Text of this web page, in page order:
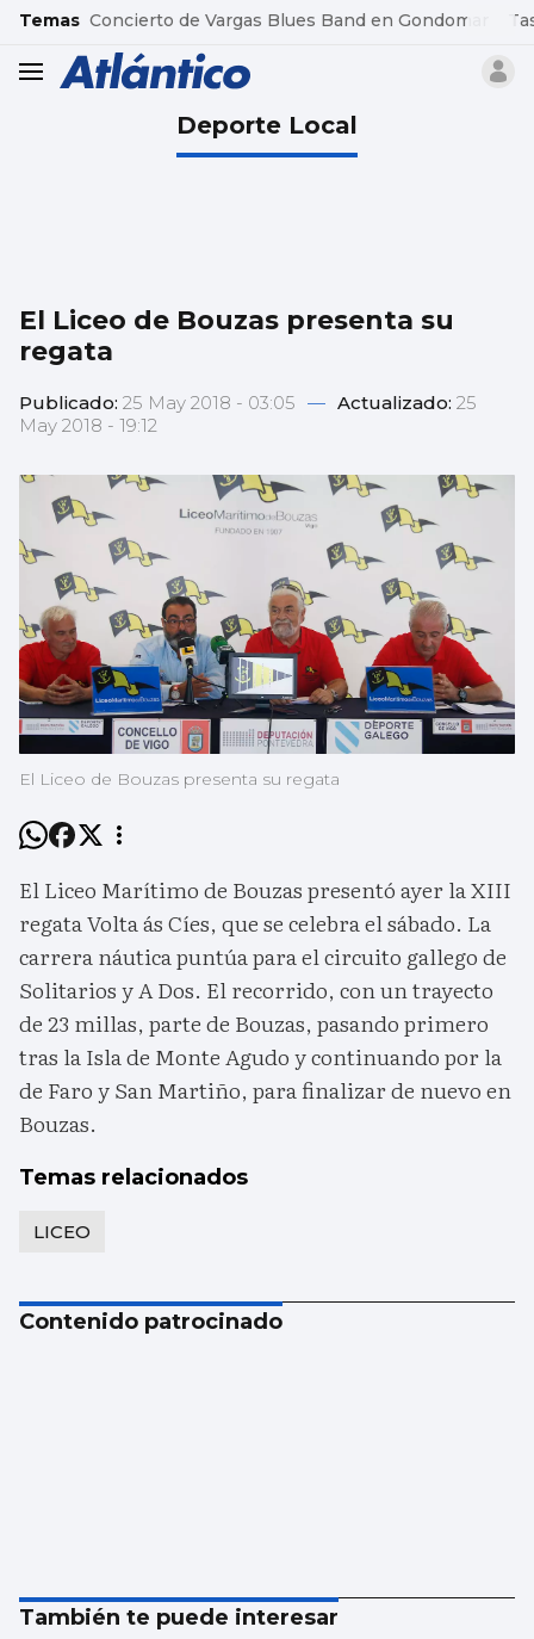
common.go-to-content
Temas Concierto de Vargas Blues Band en Gondomar
header.menu.open
Deporte Local
El Liceo de Bouzas presenta su
regata
Publicado: 25 May 2018 - 03:05 — Actualizado: 25
May 2018 - 19:12
El Liceo de Bouzas presenta su regata
El Liceo Marítimo de Bouzas presentó ayer la XIII
regata Volta ás Cíes, que se celebra el sábado. La
carrera náutica puntúa para el circuito gallego de
Solitarios y A Dos. El recorrido, con un trayecto
de 23 millas, parte de Bouzas, pasando primero
tras la Isla de Monte Agudo y continuando por la
de Faro y San Martiño, para finalizar de nuevo en
Bouzas.
Temas relacionados
LICEO
Contenido patrocinado
También te puede interesar